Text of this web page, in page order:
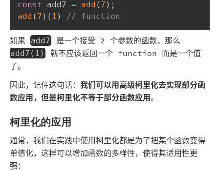
const add7 = add ( 7 ) ;
add ( 7 ) ( 1 ) // function
如果 add7是一个接受 2 个参数的函数，那么
add7(1) 就不应该返回一个 function 而是一个值
了。
因此，记住这句话： 我们可以用高级柯里化去实现部分函
数应用，但是柯里化不等于部分函数应用。
柯里化的应用
通常，我们在实践中使用柯里化都是为了把某个函数变得
单值化，这样可以增加函数的多样性，使得其适用性更
强：